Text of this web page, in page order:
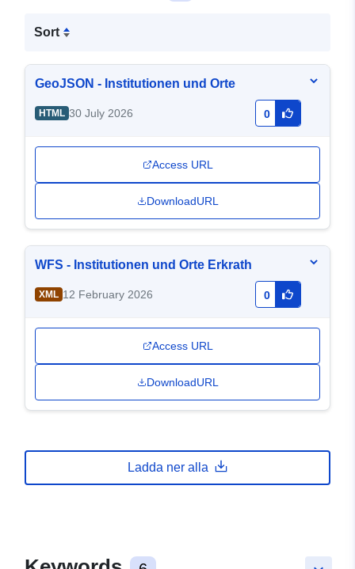
Sort
GeoJSON - Institutionen und Orte
HTML 30 July 2026 0
Access URL
DownloadURL
WFS - Institutionen und Orte Erkrath
XML 12 February 2026 0
Access URL
DownloadURL
Ladda ner alla